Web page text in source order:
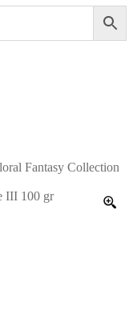
Fantasy Collection